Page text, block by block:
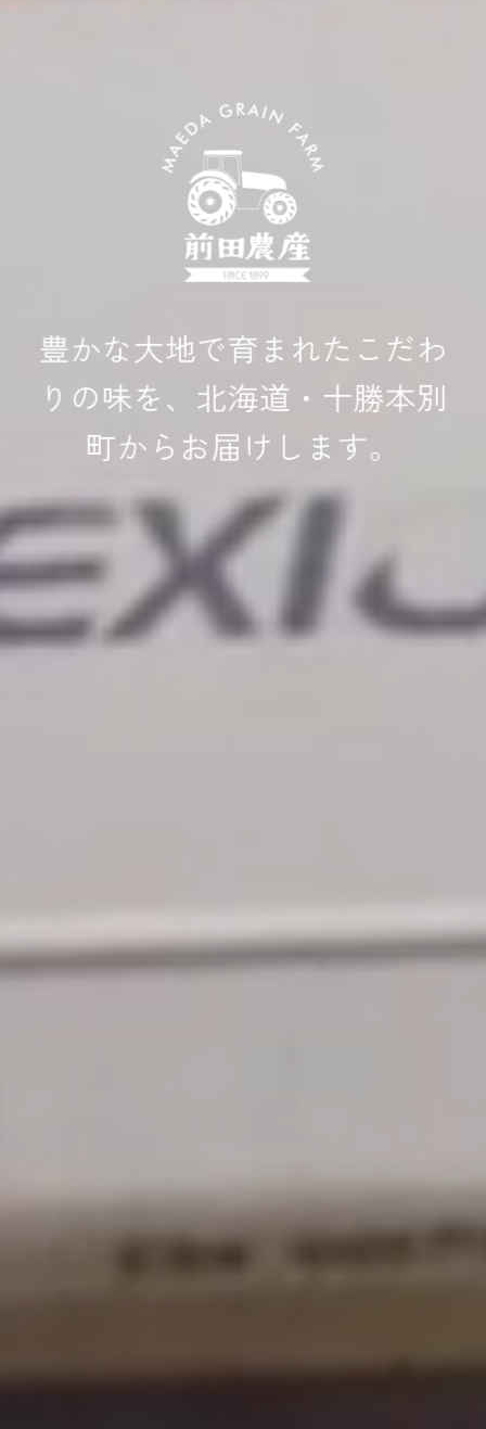
豊かな大地で育まれたこだわ
りの味を、 北海道・十勝本別
町からお届けします。